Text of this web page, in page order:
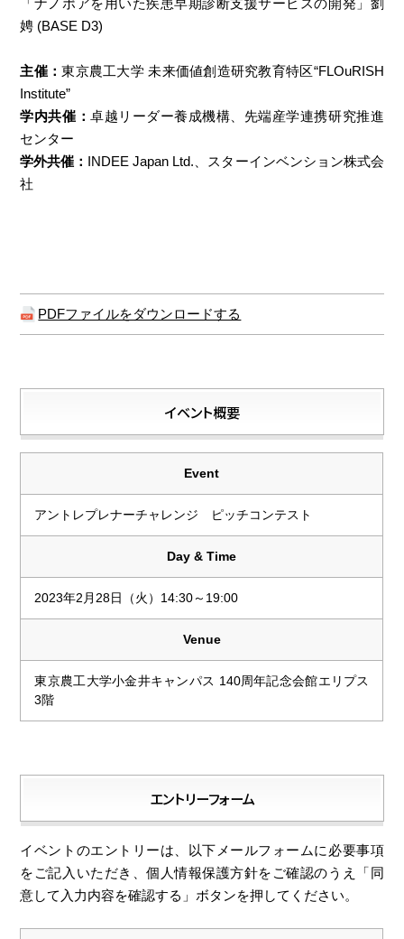
「ナノポアを用いた疾患早期診断支援サービスの開発」劉
娉 (BASE D3)
主催：東京農工大学 未来価値創造研究教育特区“FLOuRISH
Institute”
学内共催：卓越リーダー養成機構、先端産学連携研究推進
センター
学外共催： INDEE Japan Ltd.、スターインベンション株式会
社
PDFファイルをダウンロードする
イベント概要
Event
アントレプレナーチャレンジ ピッチコンテスト
Day & Time
2023年2月28日（火）14:30～19:00
Venue
東京農工大学小金井キャンパス 140周年記念会館エリプス
3階
エントリーフォーム
イベントのエントリーは、以下メールフォームに必要事項
をご記入いただき、個人情報保護方針をご確認のうえ「同
意して入力内容を確認する」ボタンを押してください。